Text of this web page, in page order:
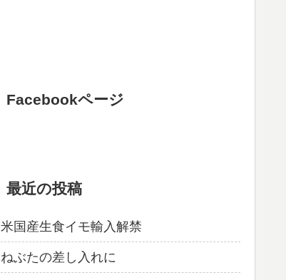
Facebookページ
最近の投稿
米国産生食イモ輸入解禁
ねぶたの差し入れに